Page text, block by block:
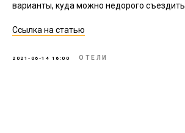
варианты, куда можно недорого съездить.
Ссылка на статью
2021-06-14 16:00 ОТЕЛИ